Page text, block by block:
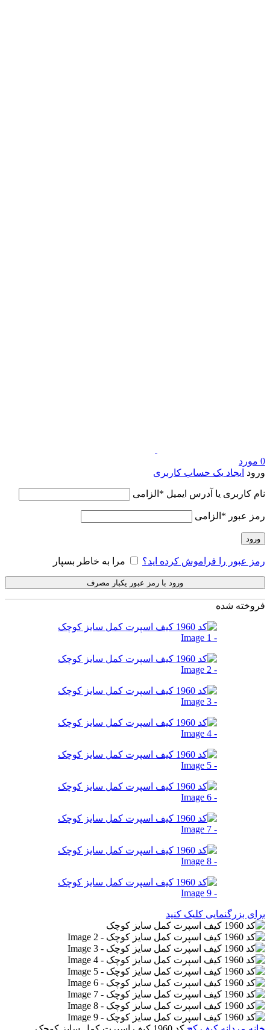
0 مورد
ورود ایجاد یک حساب کاربری
نام کاربری یا آدرس ایمیل * الزامی
رمز عبور * الزامی
ورود
رمز عبور را فراموش کرده اید؟ مرا به خاطر بسپار
ورود با رمز عبور یکبار مصرف
فروخته شده
برای بزرگنمایی کلیک کنید